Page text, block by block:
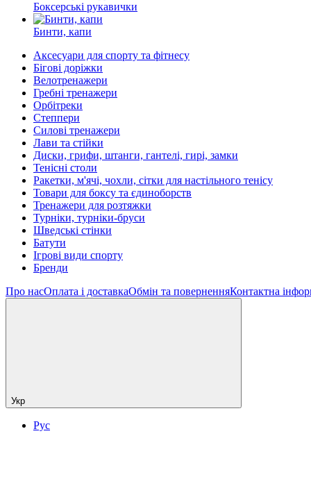
Боксерські рукавички
Бинти, капи
Аксесуари для спорту та фітнесу
Бігові доріжки
Велотренажери
Гребні тренажери
Орбітреки
Степпери
Силові тренажери
Лави та стійки
Диски, грифи, штанги, гантелі, гирі, замки
Тенісні столи
Ракетки, м'ячі, чохли, сітки для настільного тенісу
Товари для боксу та єдиноборств
Тренажери для розтяжки
Турніки, турніки-бруси
Шведські стінки
Батути
Ігрові види спорту
Бренди
Про насОплата і доставкаОбмін та поверненняКонтактна
Укр
Рус